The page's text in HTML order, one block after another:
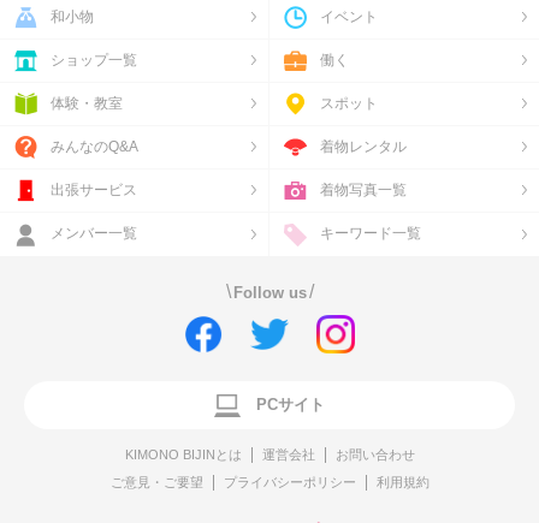
和小物 イベント
ショップ一覧 働く
体験・教室 スポット
みんなのQ&A 着物レンタル
出張サービス 着物写真一覧
メンバー一覧 キーワード一覧
\ Follow us/
PCサイト
KIMONO BIJINとは 運営会社
お問い合わせ
ご意見・ご要望
プライバシーポリシー 利用規約